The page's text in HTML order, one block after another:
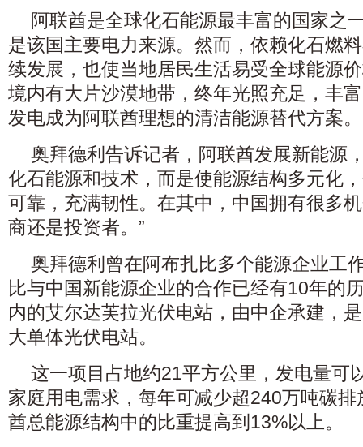
阿联酋是全球化石能源最丰富的国家之
是该国主要电力来源。然而，依赖化石燃
续发展，也使当地居民生活易受全球能源
境内有大片沙漠地带，终年光照充足，丰
发电成为阿联酋理想的清洁能源替代方案。
奥拜德利告诉记者，阿联酋发展新能源
化石能源和技术，而是使能源结构多元化
可靠，充满韧性。在其中，中国拥有很多
商还是投资者。”
奥拜德利曾在阿布扎比多个能源企业工
比与中国新能源企业的合作已经有10年的
内的艾尔达芙拉光伏电站，由中企承建，
大单体光伏电站。
这一项目占地约21平方公里，发电量可
家庭用电需求，每年可减少超240万吨碳
酋总能源结构中的比重提高到13%以上。